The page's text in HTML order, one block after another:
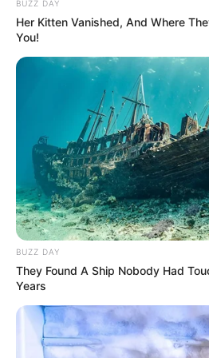
(foto: instagram/
Biodata & Profil
BUZZ DAY
Her Kitten Vanished, And Where
You!
BUZZ DAY
They Found A Ship Nobody Had
Years